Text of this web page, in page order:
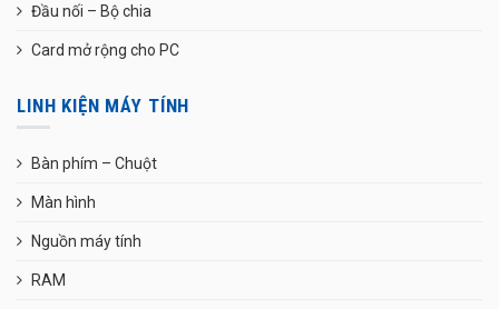
Đầu nối – Bộ chia
Card mở rộng cho PC
LINH KIỆN MÁY TÍNH
Bàn phím – Chuột
Màn hình
Nguồn máy tính
RAM